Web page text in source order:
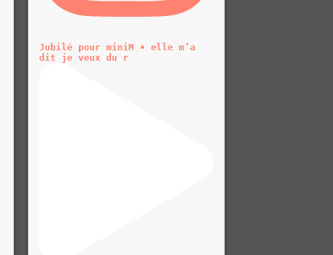
Jubilé pour miniM • elle m’a
dit je veux du r